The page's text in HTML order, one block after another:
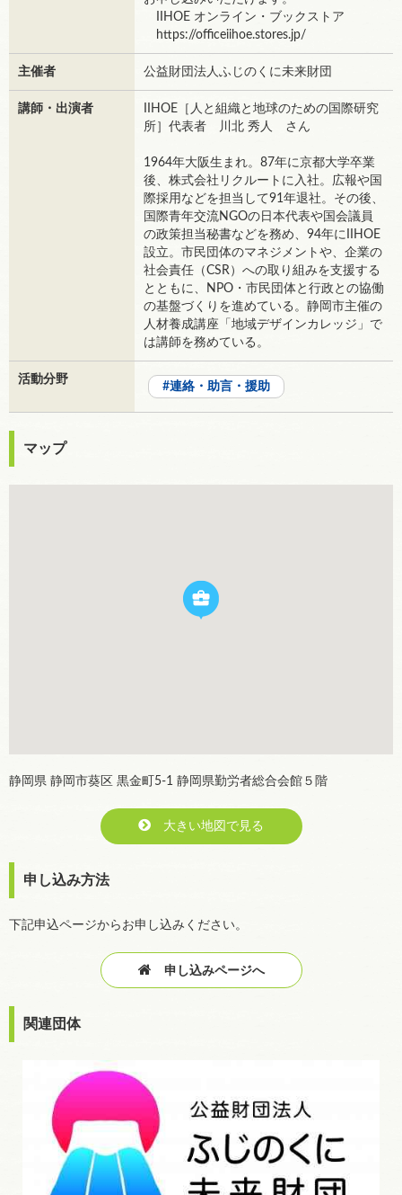
IIHOE オンライン・ブックストア
https://officeiihoe.stores.jp/
主催者 公益財団法人ふじのくに未来財団
講師・出演者
IIHOE［人と組織と地球のための国際研究
所］代表者 川北 秀人 さん
1964年大阪生まれ。87年に京都大学卒業
後、株式会社リクルートに入社。広報や国
際採用などを担当して91年退社。その後、
国際青年交流NGOの日本代表や国会議員
の政策担当秘書などを務め、94年にIIHOE
設立。市民団体のマネジメントや、企業の
社会責任（CSR）への取り組みを支援する
とともに、NPO・市民団体と行政との協働
の基盤づくりを進めている。静岡市主催の
人材養成講座「地域デザインカレッジ」で
は講師を務めている。
活動分野
連絡・助言・援助
マップ
静岡県 静岡市葵区 黒金町5-1 静岡県勤労者総合会館５階
大きい地図で見る
申し込み方法
下記申込ページからお申し込みください。
申し込みページへ
関連団体